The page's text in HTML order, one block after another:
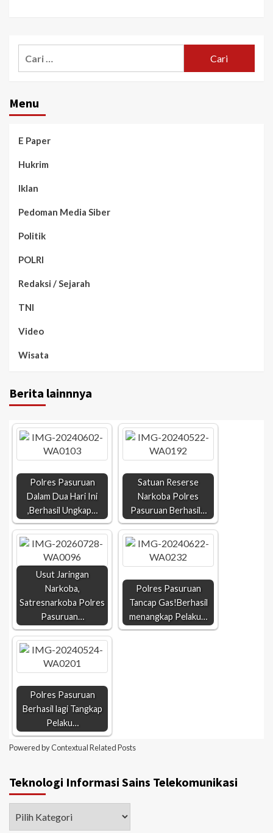
Menu
E Paper
Hukrim
Iklan
Pedoman Media Siber
Politik
POLRI
Redaksi / Sejarah
TNI
Video
Wisata
Berita lainnnya
Polres Pasuruan
Dalam Dua Hari Ini
,Berhasil Ungkap…
Satuan Reserse
Narkoba Polres
Pasuruan Berhasil…
Usut Jaringan
Narkoba,
Satresnarkoba Polres
Pasuruan…
Polres Pasuruan
Tancap Gas!Berhasil
menangkap Pelaku…
Polres Pasuruan
Berhasil lagi Tangkap
Pelaku…
Powered byContextual Related Posts
Teknologi Informasi Sains Telekomunikasi